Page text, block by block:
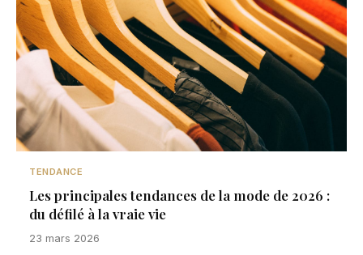
TENDANCE
Les principales tendances de la mode de 2026 :
du défilé à la vraie vie
23 mars 2026